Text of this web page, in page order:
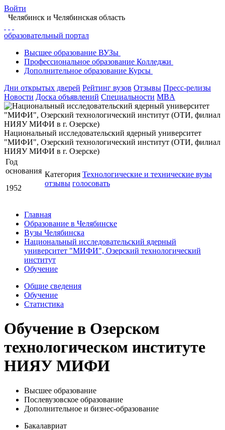
Войти
Челябинск и Челябинская область
образовательный портал
Высшее образование ВУЗы
Профессиональное образование Колледжи
Дополнительное образование Курсы
Дни открытых дверей Рейтинг вузов Отзывы Пресс-релизы
Новости Доска объявлений Специальности MBA
Национальный исследовательский ядерный университет
"МИФИ", Озерский технологический институт (ОТИ, филиал
НИЯУ МИФИ в г. Озерске)
Год
основания
1952
Категория Технологические и технические вузы
отзывы голосовать
Главная
Образование в Челябинске
Вузы Челябинска
Национальный исследовательский ядерный
университет "МИФИ", Озерский технологический
институт
Обучение
Общие сведения
Обучение
Статистика
Обучение в Озерском
технологическом институте
НИЯУ МИФИ
Высшее образование
Послевузовское образование
Дополнительное и бизнес-образование
Бакалавриат